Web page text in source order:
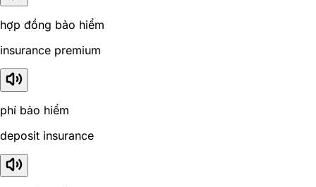
hợp đồng bảo hiểm
insurance premium
phí bảo hiểm
deposit insurance